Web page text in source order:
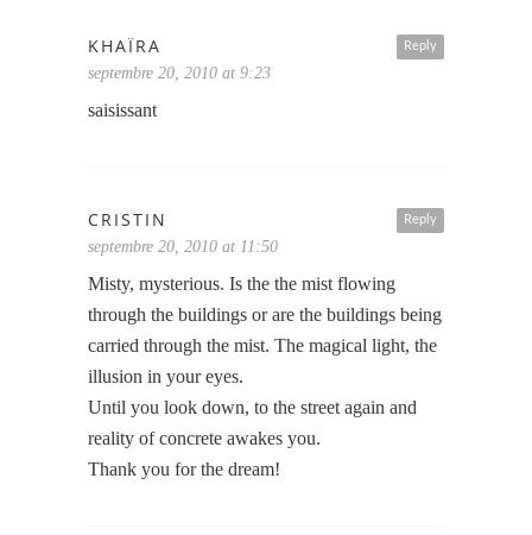
Reply
KHAÏRA
septembre 20, 2010 at 9:23
saisissant
Reply
CRISTIN
septembre 20, 2010 at 11:50
Misty, mysterious. Is the the mist flowing
through the buildings or are the buildings being
carried through the mist. The magical light, the
illusion in your eyes.
Until you look down, to the street again and
reality of concrete awakes you.
Thank you for the dream!